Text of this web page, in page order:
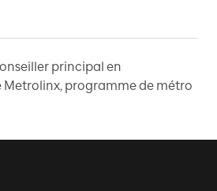
principal en
programme de métro